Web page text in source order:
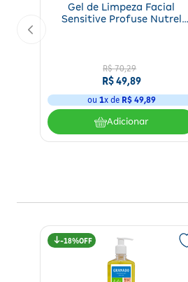
Gel de Limpeza Facial
Sensitive Profuse Nutrel
R$ 70,29
R$ 49,89
ou 1x de R$ 49,89
Adicionar
18%